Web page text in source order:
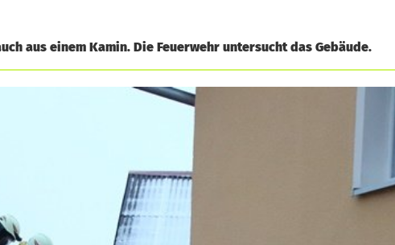
aus einem Kamin. Die Feuerwehr untersucht das Gebäude.